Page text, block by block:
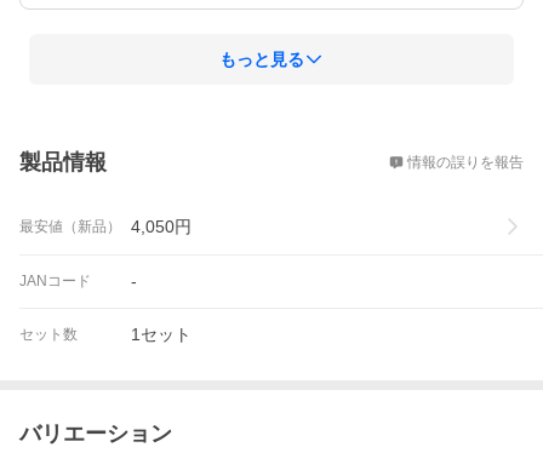
もっと見る
製品情報 情報の誤りを報告
最安値（新品） 4,050円
JANコード -
セット数 1セット
バリエーション